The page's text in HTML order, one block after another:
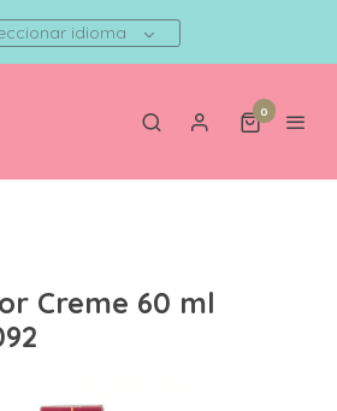
idioma
0
Creme 60 ml